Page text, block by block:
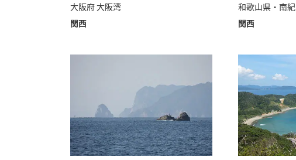
大阪府 大阪湾
関西
和歌山県・南紀
関西